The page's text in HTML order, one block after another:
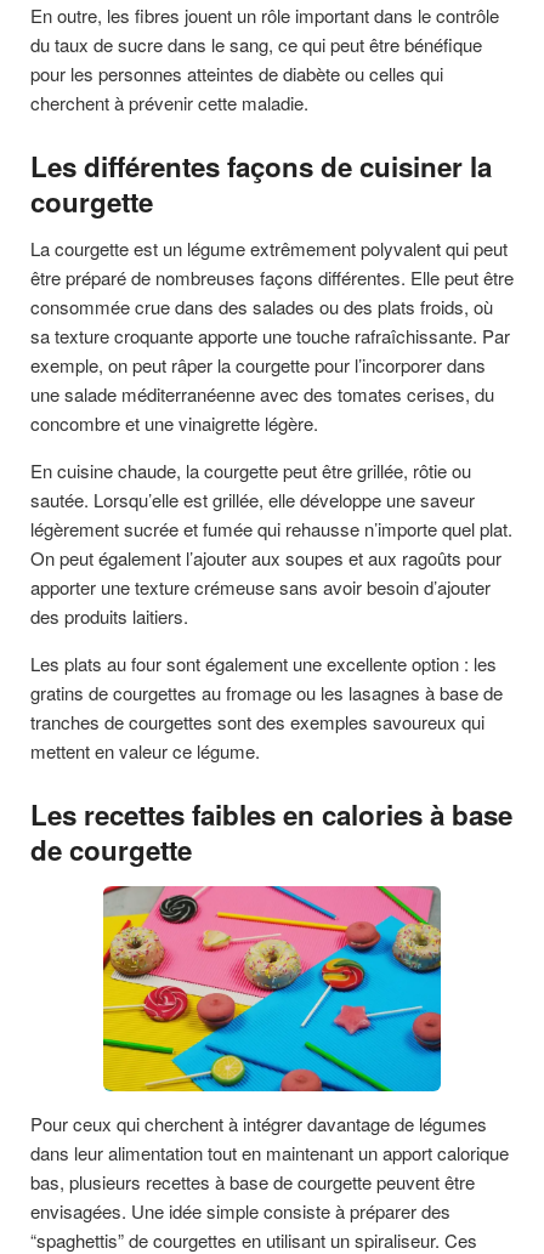
En outre, les fibres jouent un rôle important dans le contrôle
du taux de sucre dans le sang, ce qui peut être bénéfique
pour les personnes atteintes de diabète ou celles qui
cherchent à prévenir cette maladie.
Les différentes façons de cuisiner la
courgette
La courgette est un légume extrêmement polyvalent qui peut
être préparé de nombreuses façons différentes. Elle peut être
consommée crue dans des salades ou des plats froids, où
sa texture croquante apporte une touche rafraîchissante. Par
exemple, on peut râper la courgette pour l’incorporer dans
une salade méditerranéenne avec des tomates cerises, du
concombre et une vinaigrette légère.
En cuisine chaude, la courgette peut être grillée, rôtie ou
sautée. Lorsqu’elle est grillée, elle développe une saveur
légèrement sucrée et fumée qui rehausse n’importe quel plat.
On peut également l’ajouter aux soupes et aux ragoûts pour
apporter une texture crémeuse sans avoir besoin d’ajouter
des produits laitiers.
Les plats au four sont également une excellente option : les
gratins de courgettes au fromage ou les lasagnes à base de
tranches de courgettes sont des exemples savoureux qui
mettent en valeur ce légume.
Les recettes faibles en calories à base
de courgette
Pour ceux qui cherchent à intégrer davantage de légumes
dans leur alimentation tout en maintenant un apport calorique
bas, plusieurs recettes à base de courgette peuvent être
envisagées. Une idée simple consiste à préparer des
“spaghettis” de courgettes en utilisant un spiraliseur. Ces